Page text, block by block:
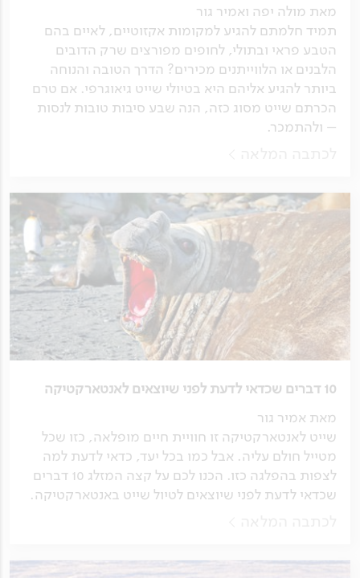
מאת מולה יפה ואמיר גור
תמיד חלמתם להגיע למקומות אקזוטיים, לאיים בהם
הטבע פראי ובתולי, לחופים מפורצים שרק הדובים
הלבנים או הלווייתנים מכירים? הדרך הטובה והנוחה
ביותר להגיע אליהם היא בטיולי שייט גיאוגרפי. אם טרם
הכרתם שייט מסוג כזה, הנה שבע סיבות טובות לנסות
– ולהתמכר.
10 דברים שכדאי לדעת לפני שיוצאים לאנטארקטיקה
מאת אמיר גור
שייט לאנטארקטיקה זו חוויית חיים מופלאה, כזו שכל
מטייל חולם עליה. אבל כמו בכל יעד, כדאי לדעת למה
לצפות בהפלגה כזו. הכנו לכם על קצה המזלג 10 דברים
שכדאי לדעת לפני שיוצאים לטיול שייט באנטארקטיקה.